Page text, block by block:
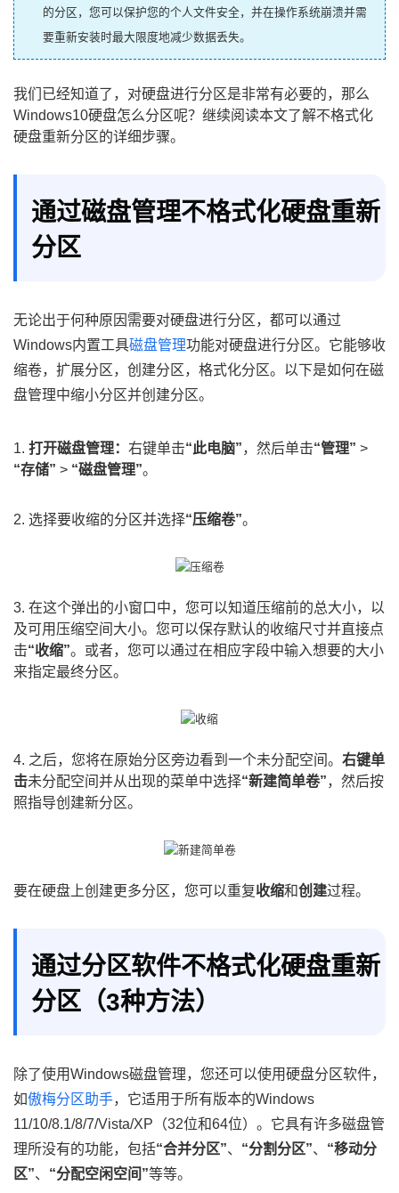
的分区，您可以保护您的个人文件安全，并在操作系统崩溃并需
要重新安装时最大限度地减少数据丢失。
我们已经知道了，对硬盘进行分区是非常有必要的，那么
Windows10硬盘怎么分区呢？继续阅读本文了解不格式化
硬盘重新分区的详细步骤。
通过磁盘管理不格式化硬盘重新
分区
无论出于何种原因需要对硬盘进行分区，都可以通过
Windows内置工具磁盘管理功能对硬盘进行分区。它能够收
缩卷，扩展分区，创建分区，格式化分区。以下是如何在磁
盘管理中缩小分区并创建分区。
1. 打开磁盘管理： 右键单击“此电脑”，然后单击“管理” >
“存储” > “磁盘管理”。
2. 选择要收缩的分区并选择“压缩卷”。
3. 在这个弹出的小窗口中，您可以知道压缩前的总大小，以
及可用压缩空间大小。您可以保存默认的收缩尺寸并直接点
击“收缩”。或者，您可以通过在相应字段中输入想要的大小
来指定最终分区。
4. 之后，您将在原始分区旁边看到一个未分配空间。 右键单
击未分配空间并从出现的菜单中选择“新建简单卷”，然后按
照指导创建新分区。
要在硬盘上创建更多分区，您可以重复收缩和创建过程。
通过分区软件不格式化硬盘重新
分区（3种方法）
除了使用Windows磁盘管理，您还可以使用硬盘分区软件，
如傲梅分区助手，它适用于所有版本的Windows
11/10/8.1/8/7/Vista/XP（32位和64位）。它具有许多磁盘管
理所没有的功能，包括“合并分区”、 “分割分区”、 “移动分
区”、 “分配空闲空间”等等。